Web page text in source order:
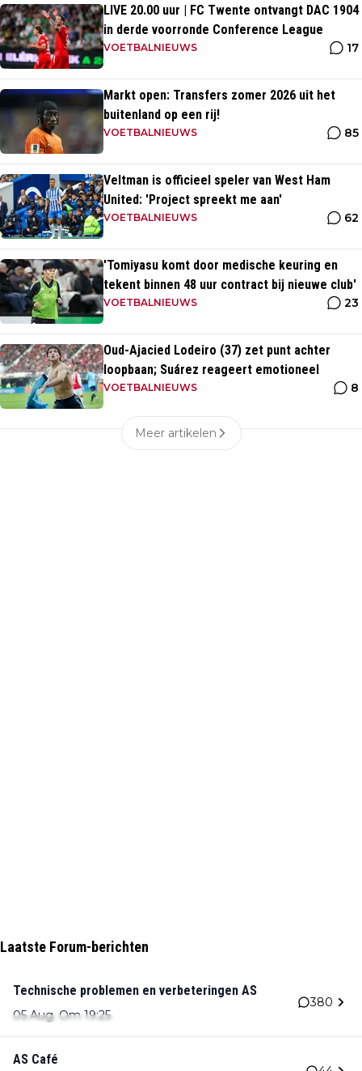
LIVE 20.00 uur | FC Twente ontvangt DAC 1904
in derde voorronde Conference League
VOETBALNIEUWS 17
Markt open: Transfers zomer 2026 uit het
buitenland op een rij!
VOETBALNIEUWS 85
Veltman is officieel speler van West Ham
United: 'Project spreekt me aan'
VOETBALNIEUWS 62
'Tomiyasu komt door medische keuring en
tekent binnen 48 uur contract bij nieuwe club'
VOETBALNIEUWS 23
Oud-Ajacied Lodeiro (37) zet punt achter
loopbaan; Suárez reageert emotioneel
VOETBALNIEUWS 8
Meer artikelen
Laatste Forum-berichten
Technische problemen en verbeteringen AS
05 Aug. Om 19:25
380
AS Café